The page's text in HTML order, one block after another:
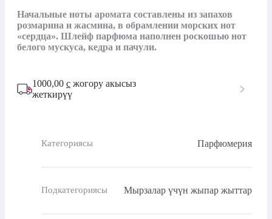
Начальные ноты аромата составлены из запахов
розмарина и жасмина, в обрамлении морских нот
«сердца». Шлейф парфюма наполнен роскошью нот
белого мускуса, кедра и пачули.
1000,00 с жогору акысыз
жеткирүү
Категориясы Парфюмерия
Подкатегориясы Мырзалар үчүн жыпар жыттар